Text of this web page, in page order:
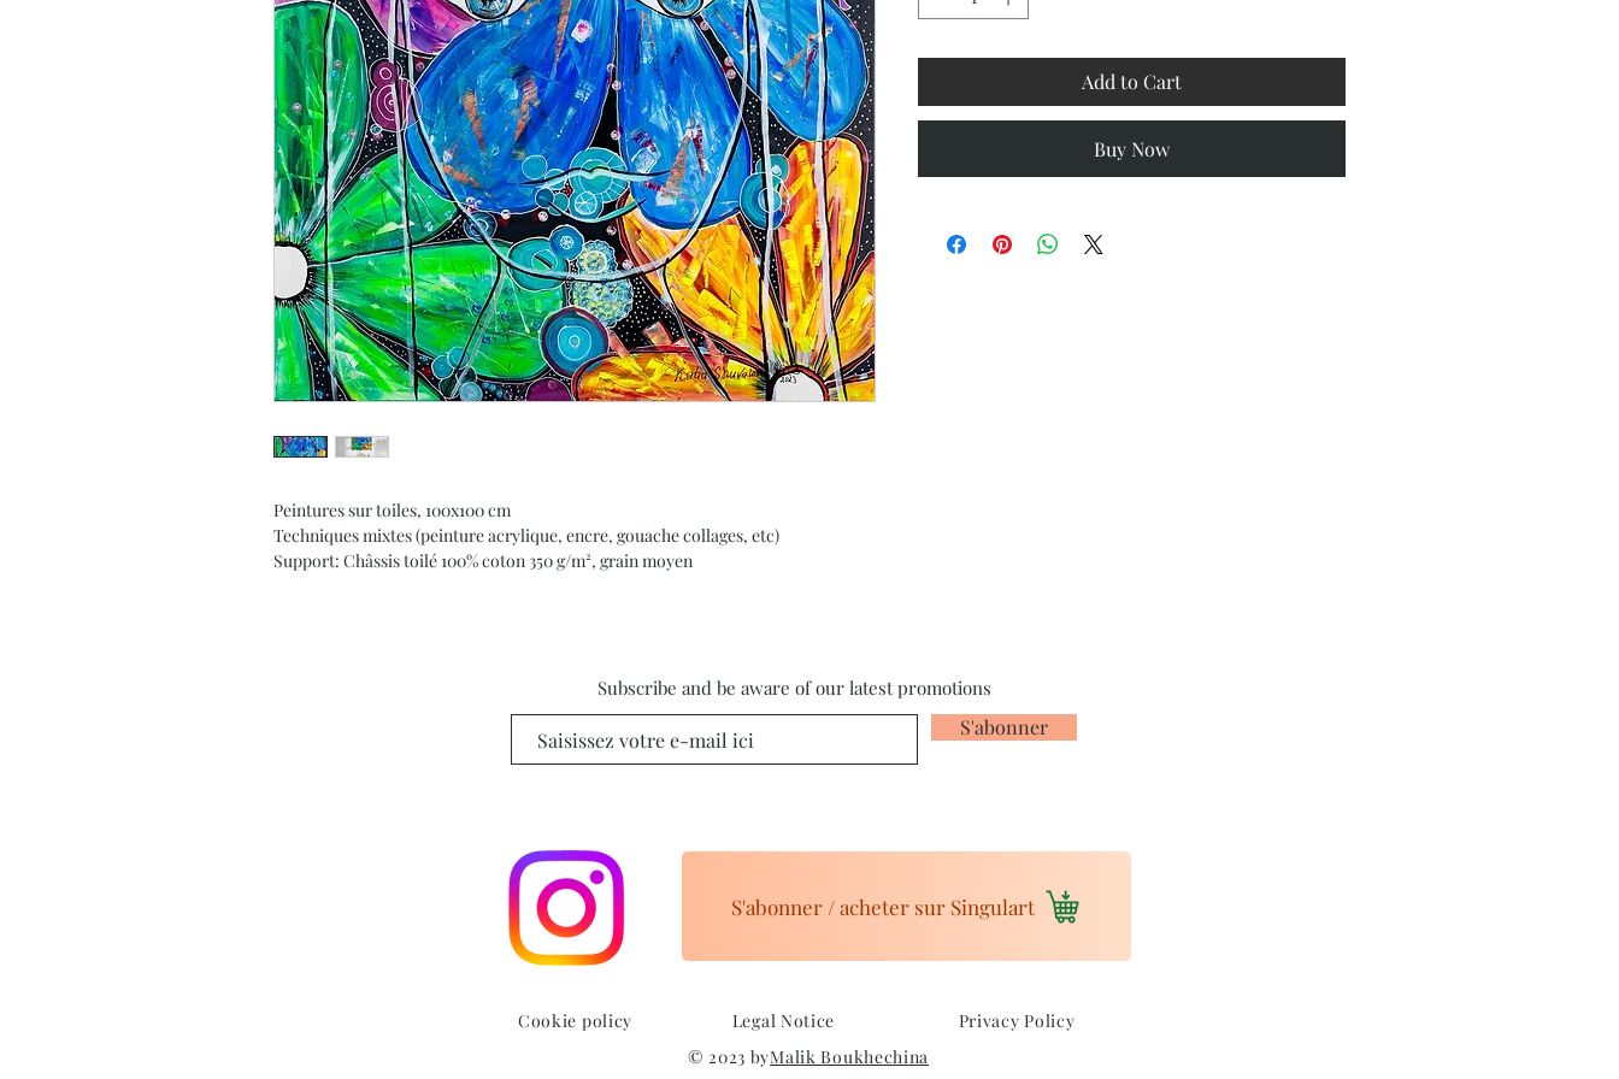
Peintures sur toiles, 100x100 cm
Techniques mixtes (peinture acrylique, encre, gouache collages, etc)
Support: Châssis toilé 100% coton 350 g/m², grain moyen
Add to Cart
Buy Now
Subscribe and be aware of our latest promotions
S'abonner
S'abonner / acheter sur Singulart
Cookie policy Legal Notice
Privacy Policy
© 2023 byMalik Boukhechina